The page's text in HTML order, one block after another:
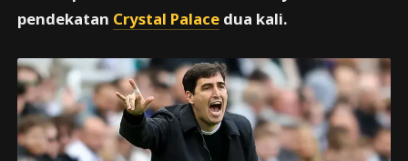
pendekatan Crystal Palace dua kali.